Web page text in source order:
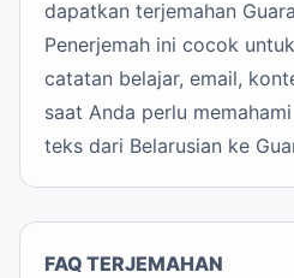
dapatkan terjemahan
Penerjemah ini cocok
catatan belajar, email,
saat Anda perlu
teks dari Belarusian ke
FAQ TERJEMAHAN